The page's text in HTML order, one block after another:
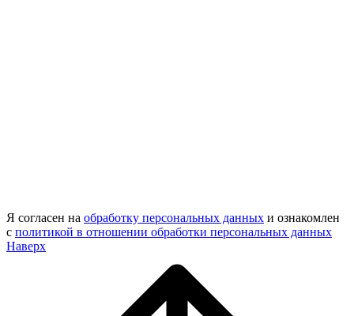
Я согласен на обработку персональных данных и ознакомлен
с политикой в отношении обработки персональных данных
Наверх